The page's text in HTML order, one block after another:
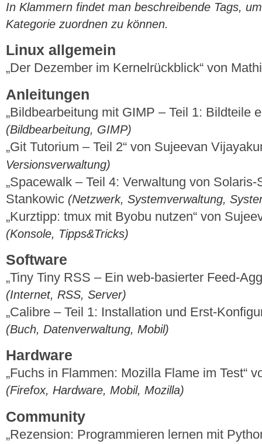
In Klammern findet man beschreibende Tags,
Kategorie zuordnen zu können.
Linux allgemein
„Der Dezember im Kernelrückblick“ von
Anleitungen
„Bildbearbeitung mit GIMP – Teil 1: Bildteile
(Bildbearbeitung, GIMP)
„Git Tutorium – Teil 2“ von Sujeevan
Versionsverwaltung)
„Spacewalk – Teil 4: Verwaltung von
Stankowic (Netzwerk, Systemverwaltung,
„Kurztipp: tmux mit Byobu nutzen“ von
(Konsole, Tipps&Tricks)
Software
„Tiny Tiny RSS – Ein web-basierter Feed-
(Internet, RSS, Server)
„Calibre – Teil 1: Installation und Erst-
(Buch, Datenverwaltung, Mobil)
Hardware
„Fuchs in Flammen: Mozilla Flame im Test“
(Firefox, Hardware, Mobil, Mozilla)
Community
„Rezension: Programmieren lernen mit